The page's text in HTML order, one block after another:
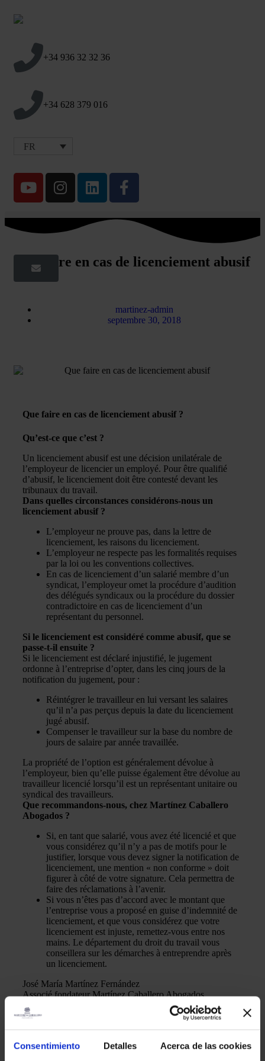
Consentimiento Detalles Acerca de las cookies
+34 936 32 32 36
+34 628 379 016
FR
Que faire en cas de licenciement abusif
martinez-admin
septembre 30, 2018
Que faire en cas de licenciement abusif ?
Qu’est-ce que c’est ?
Un licenciement abusif est une décision unilatérale de
l’employeur de licencier un employé. Pour être qualifié
d’abusif, le licenciement doit être contesté devant les
tribunaux du travail.
Dans quelles circonstances considérons-nous un
licenciement abusif ?
L’employeur ne prouve pas, dans la lettre de
licenciement, les raisons du licenciement.
L’employeur ne respecte pas les formalités requises
par la loi ou les conventions collectives.
En cas de licenciement d’un salarié membre d’un
syndicat, l’employeur omet la procédure d’audition
des délégués syndicaux ou la procédure du dossier
contradictoire en cas de licenciement d’un
représentant du personnel.
Si le licenciement est considéré comme abusif, que se
passe-t-il ensuite ?
Si le licenciement est déclaré injustifié, le jugement
ordonne à l’entreprise d’opter, dans les cinq jours de la
notification du jugement, pour :
Réintégrer le travailleur en lui versant les salaires
qu’il n’a pas perçus depuis la date du licenciement
jugé abusif.
Compenser le travailleur sur la base du nombre de
jours de salaire par année travaillée.
La propriété de l’option est généralement dévolue à
l’employeur, bien qu’elle puisse également être dévolue au
travailleur licencié lorsqu’il est un représentant unitaire ou
syndical des travailleurs.
Que recommandons-nous, chez Martínez Caballero
Abogados ?
Si, en tant que salarié, vous avez été licencié et que
vous considérez qu’il n’y a pas de motifs pour le
justifier, lorsque vous devez signer la notification de
licenciement, une mention « non conforme » doit
figurer à côté de votre signature. Cela permettra de
faire des réclamations à l’avenir.
Si vous n’êtes pas d’accord avec le montant que
l’entreprise vous a proposé en guise d’indemnité de
licenciement, et que vous considérez que votre
licenciement est injuste, remettez-vous entre nos
mains. Le département du droit du travail vous
conseillera sur les démarches à entreprendre après
un licenciement.
José María Martínez Fernández
Associé fondateur Martínez Caballero Abogados
Autres entrées